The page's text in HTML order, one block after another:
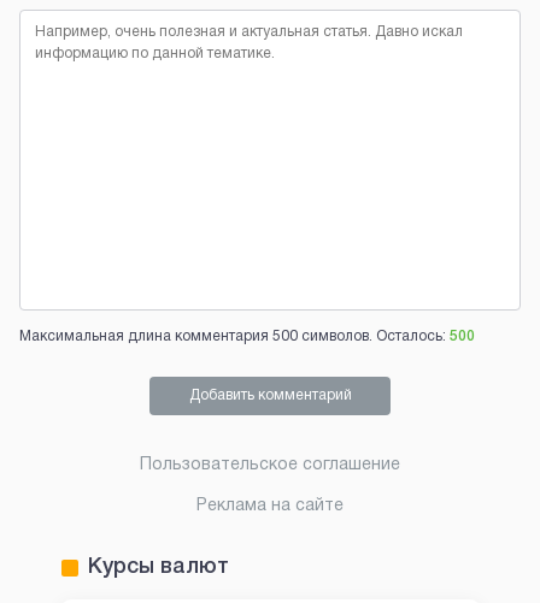
Максимальная длина комментария 500 символов. Осталось: 500
Добавить комментарий
Пользовательское соглашение
Реклама на сайте
Курсы валют